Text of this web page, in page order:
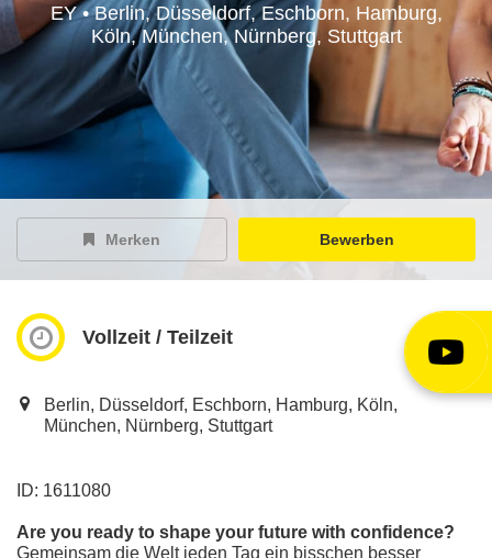
EY Careers Spotlight
der Karriere-Podcast
EY Joblight
EY • Berlin, Düsseldorf, Eschborn, Hamburg,
Köln, München, Nürnberg, Stuttgart
Merken Bewerben
Vollzeit / Teilzeit
Berlin, Düsseldorf, Eschborn, Hamburg, Köln,
München, Nürnberg, Stuttgart
ID: 1611080
Are you ready to shape your future with confidence?
Gemeinsam die Welt jeden Tag ein bisschen besser